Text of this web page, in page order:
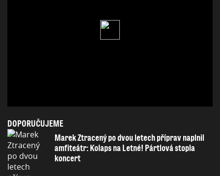
DOPORUČUJEME
Marek Ztracený po dvou letech příprav naplnil
amfiteátr: Kolaps na Letné! Pártlová stopla
koncert